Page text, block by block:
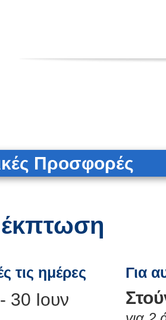
Προσφορές
τις ημέρες
- 30 Ιουν
Για